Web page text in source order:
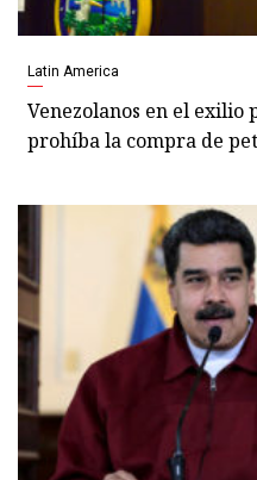
Latin America
Venezolanos en el exilio
prohíba la compra de